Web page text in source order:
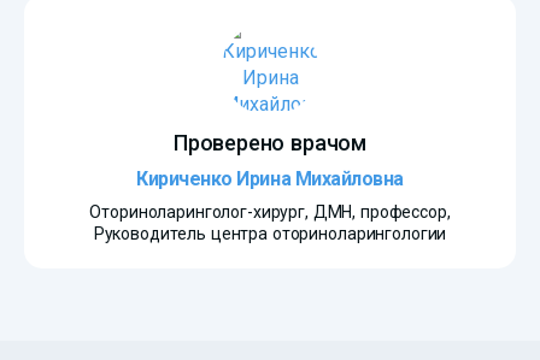
Проверено врачом
Кириченко Ирина Михайловна
Оториноларинголог-хирург, ДМН, профессор,
Руководитель центра оториноларингологии